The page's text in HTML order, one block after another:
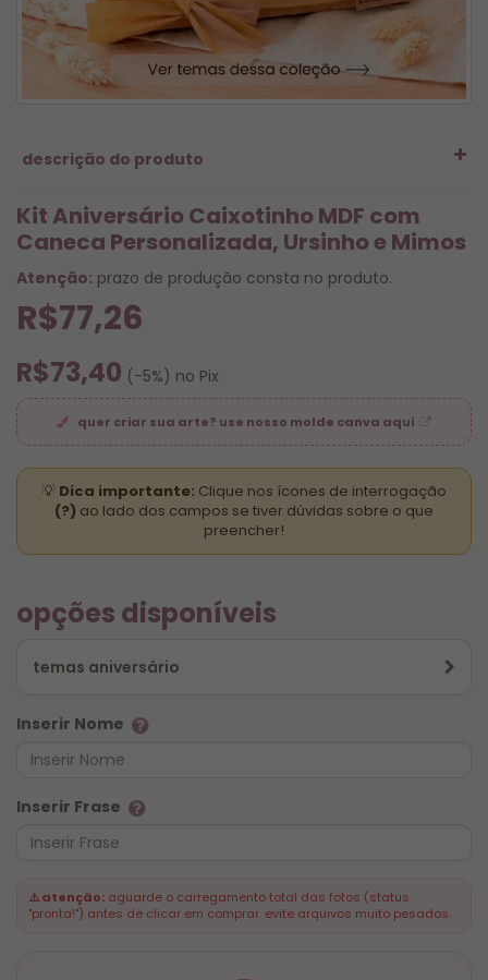
descrição do produto
Kit Aniversário Caixotinho MDF com
Caneca Personalizada, Ursinho e Mimos
Atenção: prazo de produção consta no produto.
R$77,26
R$73,40 (-5%) no Pix
quer criar sua arte? use nosso molde canva aqui
💡 Dica importante: Clique nos ícones de interrogação
(?) ao lado dos campos se tiver dúvidas sobre o que
preencher!
opções disponíveis
temas aniversário
Inserir Nome
Inserir Frase
⚠️ atenção: aguarde o carregamento total das fotos (status
"pronta!") antes de clicar em comprar. evite arquivos muito pesados.